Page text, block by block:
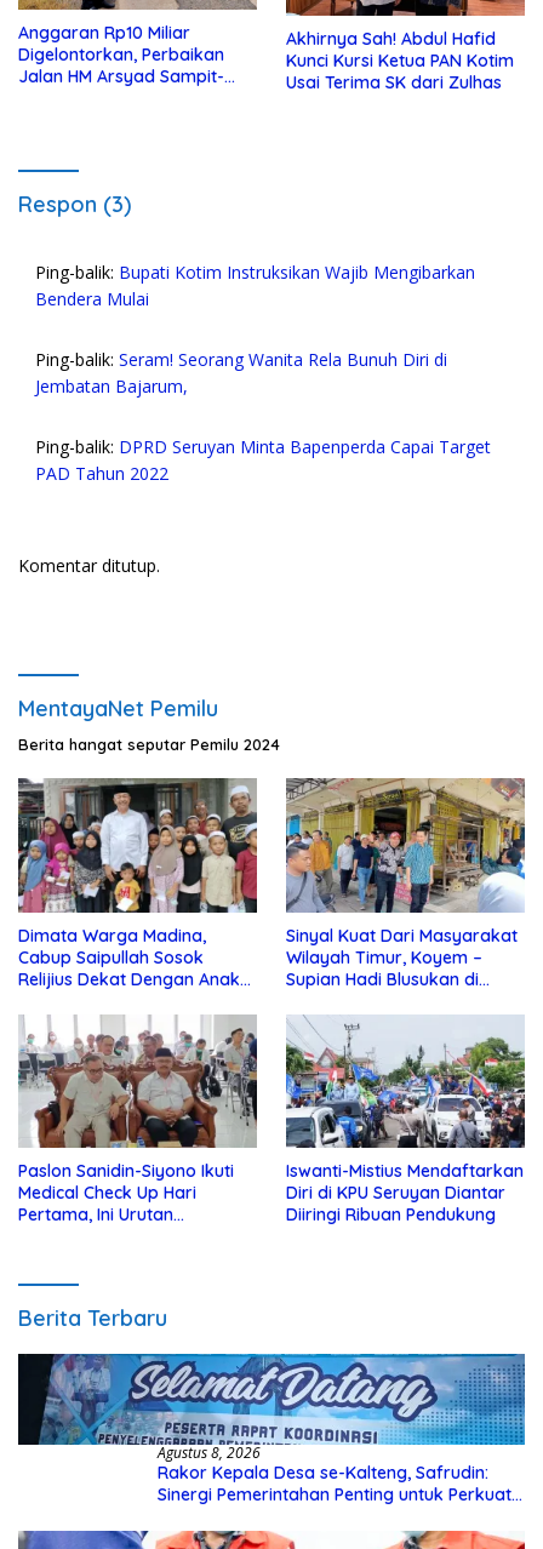
Anggaran Rp10 Miliar
Digelontorkan, Perbaikan
Jalan HM Arsyad Sampit-
Akhirnya Sah! Abdul Hafid
Kunci Kursi Ketua PAN Kotim
Usai Terima SK dari Zulhas
Respon (3)
Ping-balik: Bupati Kotim Instruksikan Wajib Mengibarkan
Bendera Mulai
Ping-balik: Seram! Seorang Wanita Rela Bunuh Diri di
Jembatan Bajarum,
Ping-balik: DPRD Seruyan Minta Bapenperda Capai Target
PAD Tahun 2022
Komentar ditutup.
MentayaNet Pemilu
Berita hangat seputar Pemilu 2024
Dimata Warga Madina,
Cabup Saipullah Sosok
Relijius Dekat Dengan Anak
Sinyal Kuat Dari Masyarakat
Wilayah Timur, Koyem –
Supian Hadi Blusukan di
Paslon Sanidin-Siyono Ikuti
Medical Check Up Hari
Pertama, Ini Urutan
Iswanti-Mistius Mendaftarkan
Diri di KPU Seruyan Diantar
Diiringi Ribuan Pendukung
Berita Terbaru
Agustus 8, 2026
Rakor Kepala Desa se-Kalteng, Safrudin:
Sinergi Pemerintahan Penting untuk Perkuat